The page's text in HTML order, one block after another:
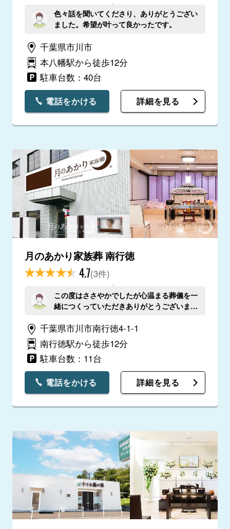
色々話を聞いてくださり、ありがとうござい
ました。希望が叶って良かったです。
千葉県市川市
本八幡駅から徒歩12分
駐車台数：40台
電話をかける 詳細を見る
月のあかり家族葬 南行徳
4.7(3件)
この度はささやかでしたが心温まる葬儀を一
緒につくっていただきありがとうございまし
千葉県市川市南行徳4-1-1
南行徳駅から徒歩12分
駐車台数：11台
電話をかける 詳細を見る